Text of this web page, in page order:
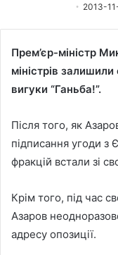
2013-
Прем’єр-міністр
міністрів
вигуки “Ганьба!”.
Після того, як
підписання угоди з
фракцій встали зі
Крім того, під час
Азаров
адресу опозиції.